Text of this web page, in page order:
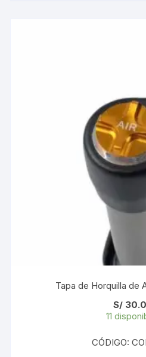
Tapa de Horquilla de
S/
11
CÓDIGO: